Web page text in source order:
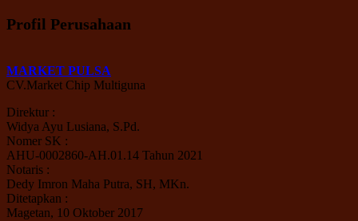
Profil Perusahaan
MARKET PULSA
CV.Market Chip Multiguna
Direktur :
Widya Ayu Lusiana, S.Pd.
Nomer SK :
AHU-0002860-AH.01.14 Tahun 2021
Notaris :
Dedy Imron Maha Putra, SH, MKn.
Ditetapkan :
Magetan, 10 Oktober 2017